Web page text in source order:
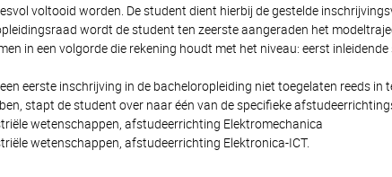
voltooid worden. De student dient hierbij de gestelde
wordt de student ten zeerste aangeraden het
in een volgorde die rekening houdt met het niveau: eerst
eerste inschrijving in de bacheloropleiding niet toegelaten reeds in
stapt de student over naar één van de specifieke
wetenschappen, afstudeerrichting Elektromechanica
wetenschappen, afstudeerrichting Elektronica-ICT.